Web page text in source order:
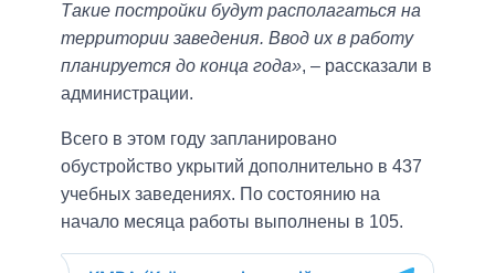
Такие постройки будут располагаться на
территории заведения. Ввод их в работу
планируется до конца года», – рассказали в
администрации.
Всего в этом году запланировано
обустройство укрытий дополнительно в 437
учебных заведениях. По состоянию на
начало месяца работы выполнены в 105.